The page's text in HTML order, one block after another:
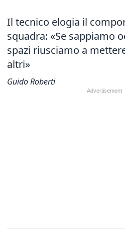
Il tecnico elogia il
squadra: «Se sappiamo
spazi riusciamo a
altri»
Guido Roberti